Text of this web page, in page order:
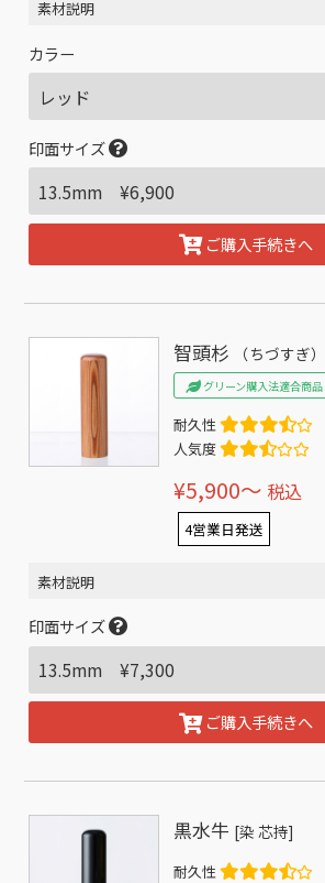
素材説明
カラー
印面サイズ
ご購入手続きへ
智頭杉 （ちづすぎ）
グリーン購入法適合商品
耐久性
人気度
¥5,900〜 税込
4営業日発送
素材説明
印面サイズ
ご購入手続きへ
黒水牛 [染 芯持]
耐久性